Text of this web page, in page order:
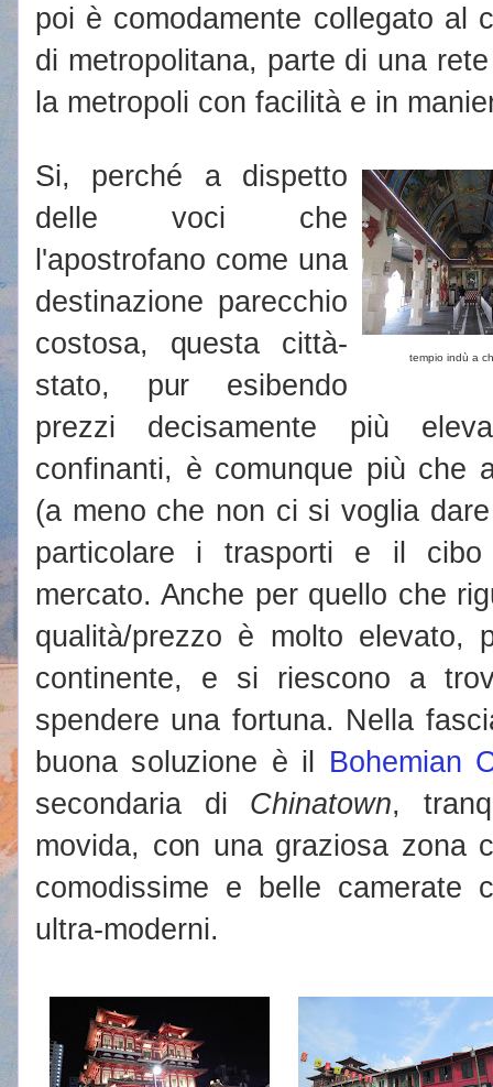
poi è comodamente collegato al
di metropolitana, parte di una
la metropoli con facilità e in
tempio indù a
Si, perché a dispetto
delle voci che
l'apostrofano come una
destinazione parecchio
costosa, questa città-
stato, pur esibendo
prezzi decisamente più
confinanti, è comunque più che
(a meno che non ci si voglia
particolare i trasporti e il
mercato. Anche per quello che
qualità/prezzo è molto
continente, e si riescono a
spendere una fortuna. Nella
buona soluzione è il Bohemian
secondaria di Chinatown,
movida, con una graziosa zona
comodissime e belle
ultra-moderni.